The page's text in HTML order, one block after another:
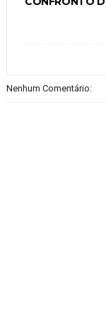
Nenhum Comentário: